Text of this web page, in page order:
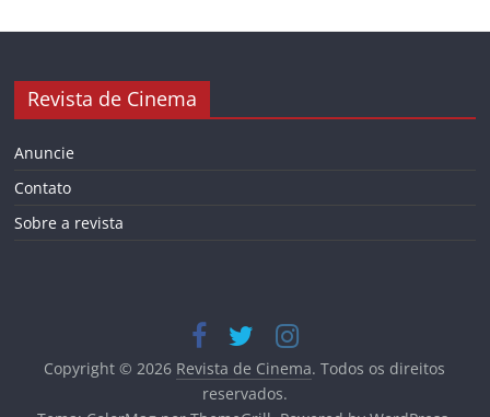
Revista de Cinema
Anuncie
Contato
Sobre a revista
Copyright © 2026 Revista de Cinema. Todos os direitos
reservados.